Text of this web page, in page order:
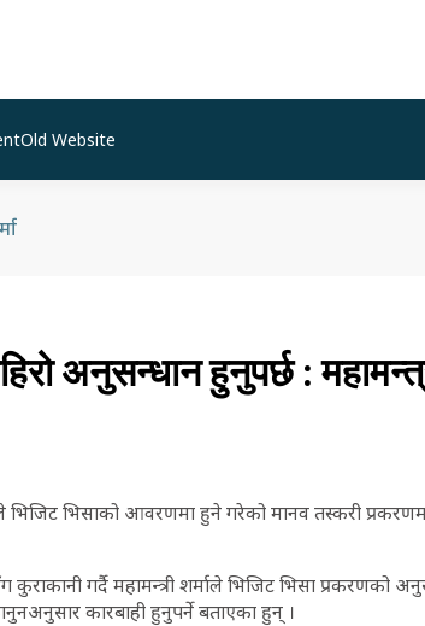
Old Website
अनुसन्धान हुनुपर्छ :
भिजिट भिसाको आवरणमा हुने गरेको मानव तस्करी
गर्दै महामन्त्री शर्माले भिजिट भिसा प्रकरणको
कारबाही हुनुपर्ने बताएका हुन् ।